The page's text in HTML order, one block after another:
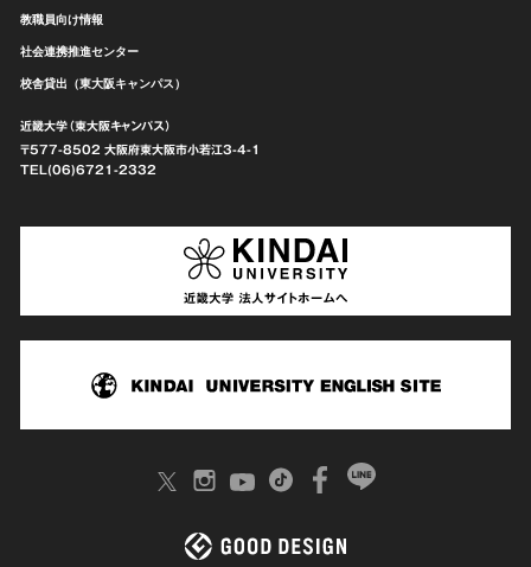
教職員向け情報
社会連携推進センター
校舎貸出（東大阪キャンパス）
近畿大学（東大阪キャンパス）
〒577-8502 大阪府東大阪市小若江3-4-1
TEL(06)6721-2332